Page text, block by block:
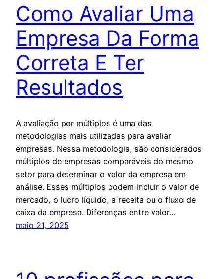
Como Avaliar Uma
Empresa Da Forma
Correta E Ter
Resultados
A avaliação por múltiplos é uma das
metodologias mais utilizadas para avaliar
empresas. Nessa metodologia, são considerados
múltiplos de empresas comparáveis do mesmo
setor para determinar o valor da empresa em
análise. Esses múltiplos podem incluir o valor de
mercado, o lucro líquido, a receita ou o fluxo de
caixa da empresa. Diferenças entre valor…
maio 21, 2025